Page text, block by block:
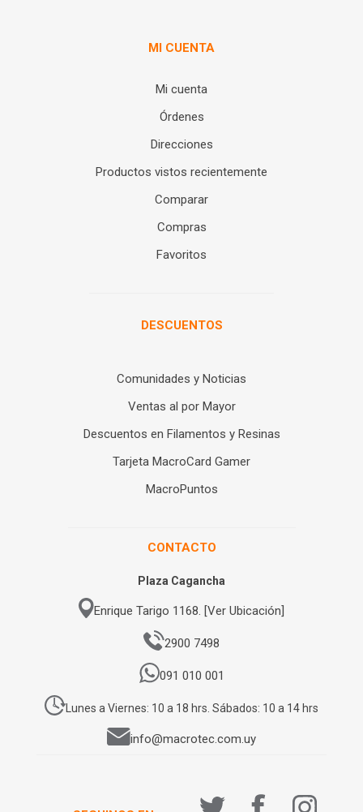
MI CUENTA
Mi cuenta
Órdenes
Direcciones
Productos vistos recientemente
Comparar
Compras
Favoritos
DESCUENTOS
Comunidades y Noticias
Ventas al por Mayor
Descuentos en Filamentos y Resinas
Tarjeta MacroCard Gamer
MacroPuntos
CONTACTO
Plaza Cagancha
Enrique Tarigo 1168. [Ver Ubicación]
2900 7498
091 010 001
Lunes a Viernes: 10 a 18 hrs. Sábados: 10 a 14 hrs
info@macrotec.com.uy